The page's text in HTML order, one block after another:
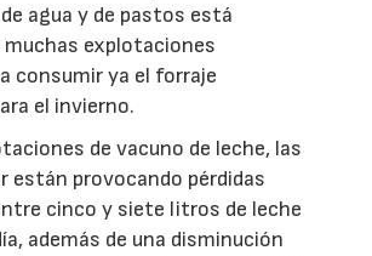
agua y de pastos está
muchas explotaciones
consumir ya el forraje
el invierno.
de vacuno de leche, las
están provocando pérdidas
cinco y siete litros de leche
además de una disminución